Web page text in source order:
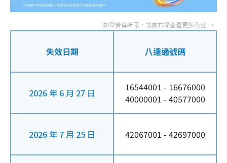
失效日期 八達通號碼
2026 年 6 月 27 日
16544001 - 16676000
40000001 - 40577000
2026 年 7 月 25 日 42067001 - 42697000